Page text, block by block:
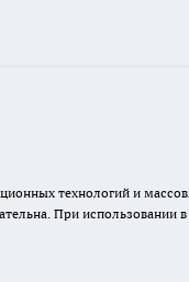
технологий и
При использовании